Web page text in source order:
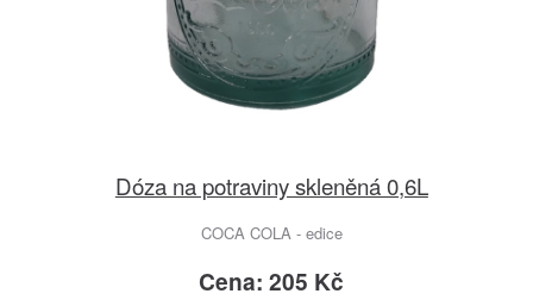
Dóza na potraviny skleněná 0,6L
COCA COLA - edice
Cena: 205 Kč